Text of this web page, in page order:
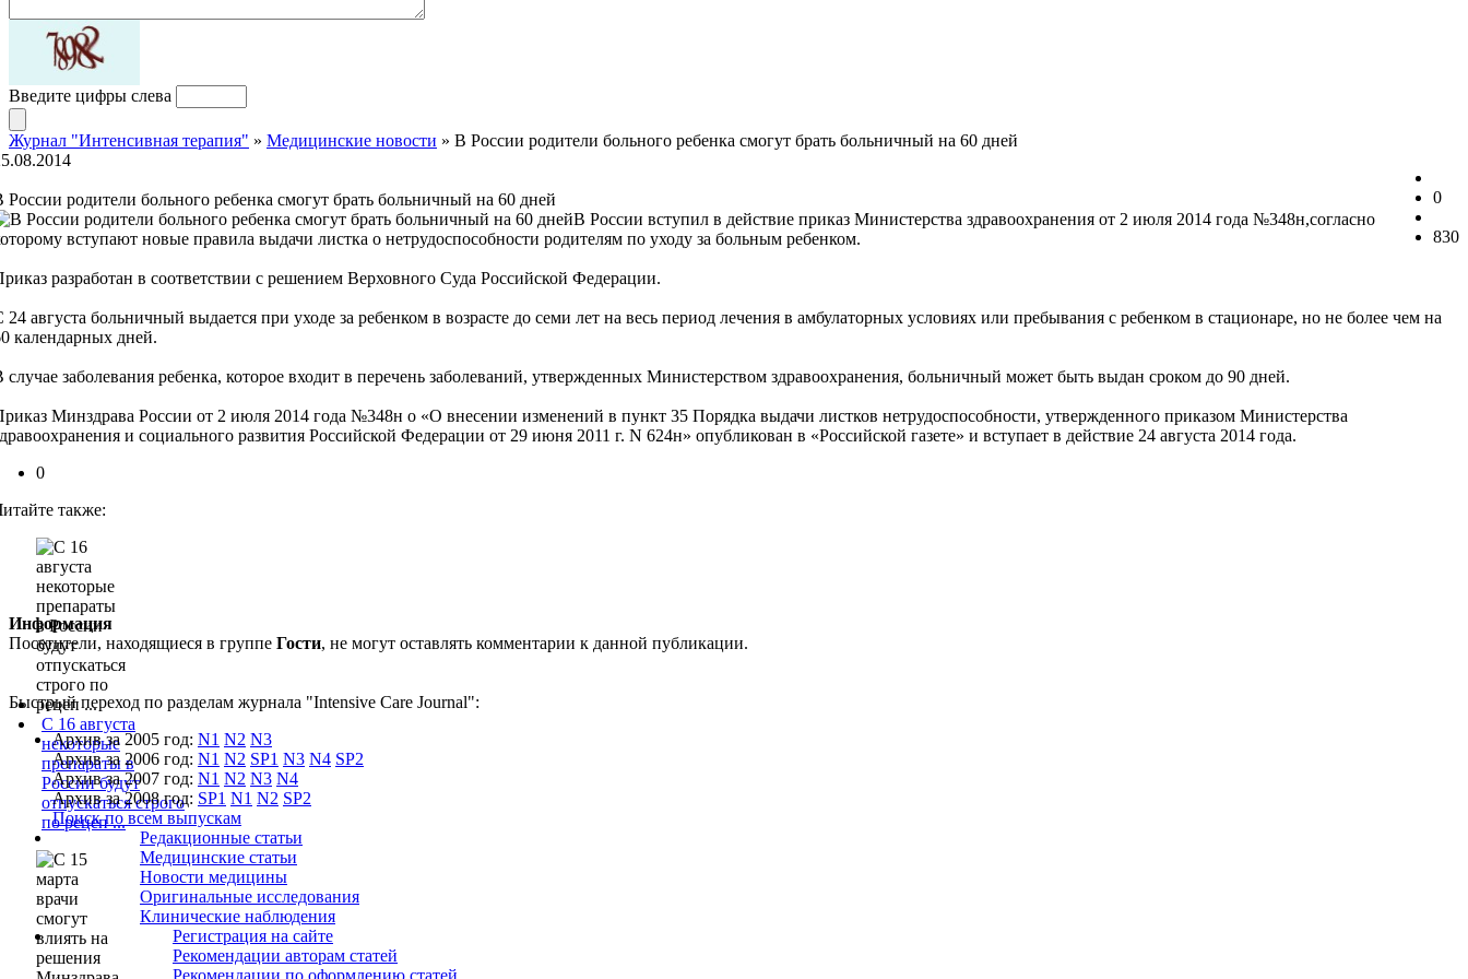
Введите цифры слева
Журнал "Интенсивная терапия" » Медицинские новости » В России родители больного ребенка смогут брать больничный на 60 дней
0
830
России родители больного ребенка смогут брать больничный на 60 дней
В России вступил в действие приказ Министерства здравоохранения от 2 июля 2014 года №348н,согласно
вступают новые правила выдачи листка о нетрудоспособности родителям по уходу за больным ребенком.
разработан в соответствии с решением Верховного Суда Российской Федерации.
24 августа больничный выдается при уходе за ребенком в возрасте до семи лет на весь период лечения в амбулаторных условиях или пребывания с ребенком в стационаре, но не более чем на
календарных дней.
случае заболевания ребенка, которое входит в перечень заболеваний, утвержденных Министерством здравоохранения, больничный может быть выдан сроком до 90 дней.
Минздрава России от 2 июля 2014 года №348н о «О внесении изменений в пункт 35 Порядка выдачи листков нетрудоспособности, утвержденного приказом Министерства
и социального развития Российской Федерации от 29 июня 2011 г. N 624н» опубликован в «Российской газете» и вступает в действие 24 августа 2014 года.
0
также:
С 16 августа
некоторые
препараты в
России будут
отпускаться строго
по рецеп ...
Информация
Посетители, находящиеся в группе Гости, не могут оставлять комментарии к данной публикации.
Быстрый переход по разделам журнала "Intensive Care Journal":
Архив за 2005 год: N1 N2 N3
Архив за 2006 год: N1 N2 SP1 N3 N4 SP2
Архив за 2007 год: N1 N2 N3 N4
Архив за 2008 год: SP1 N1 N2 SP2
Поиск по всем выпускам
Редакционные статьи
Медицинские статьи
Новости медицины
Оригинальные исследования
Клинические наблюдения
Регистрация на сайте
Рекомендации авторам статей
Рекомендации по оформлению статей